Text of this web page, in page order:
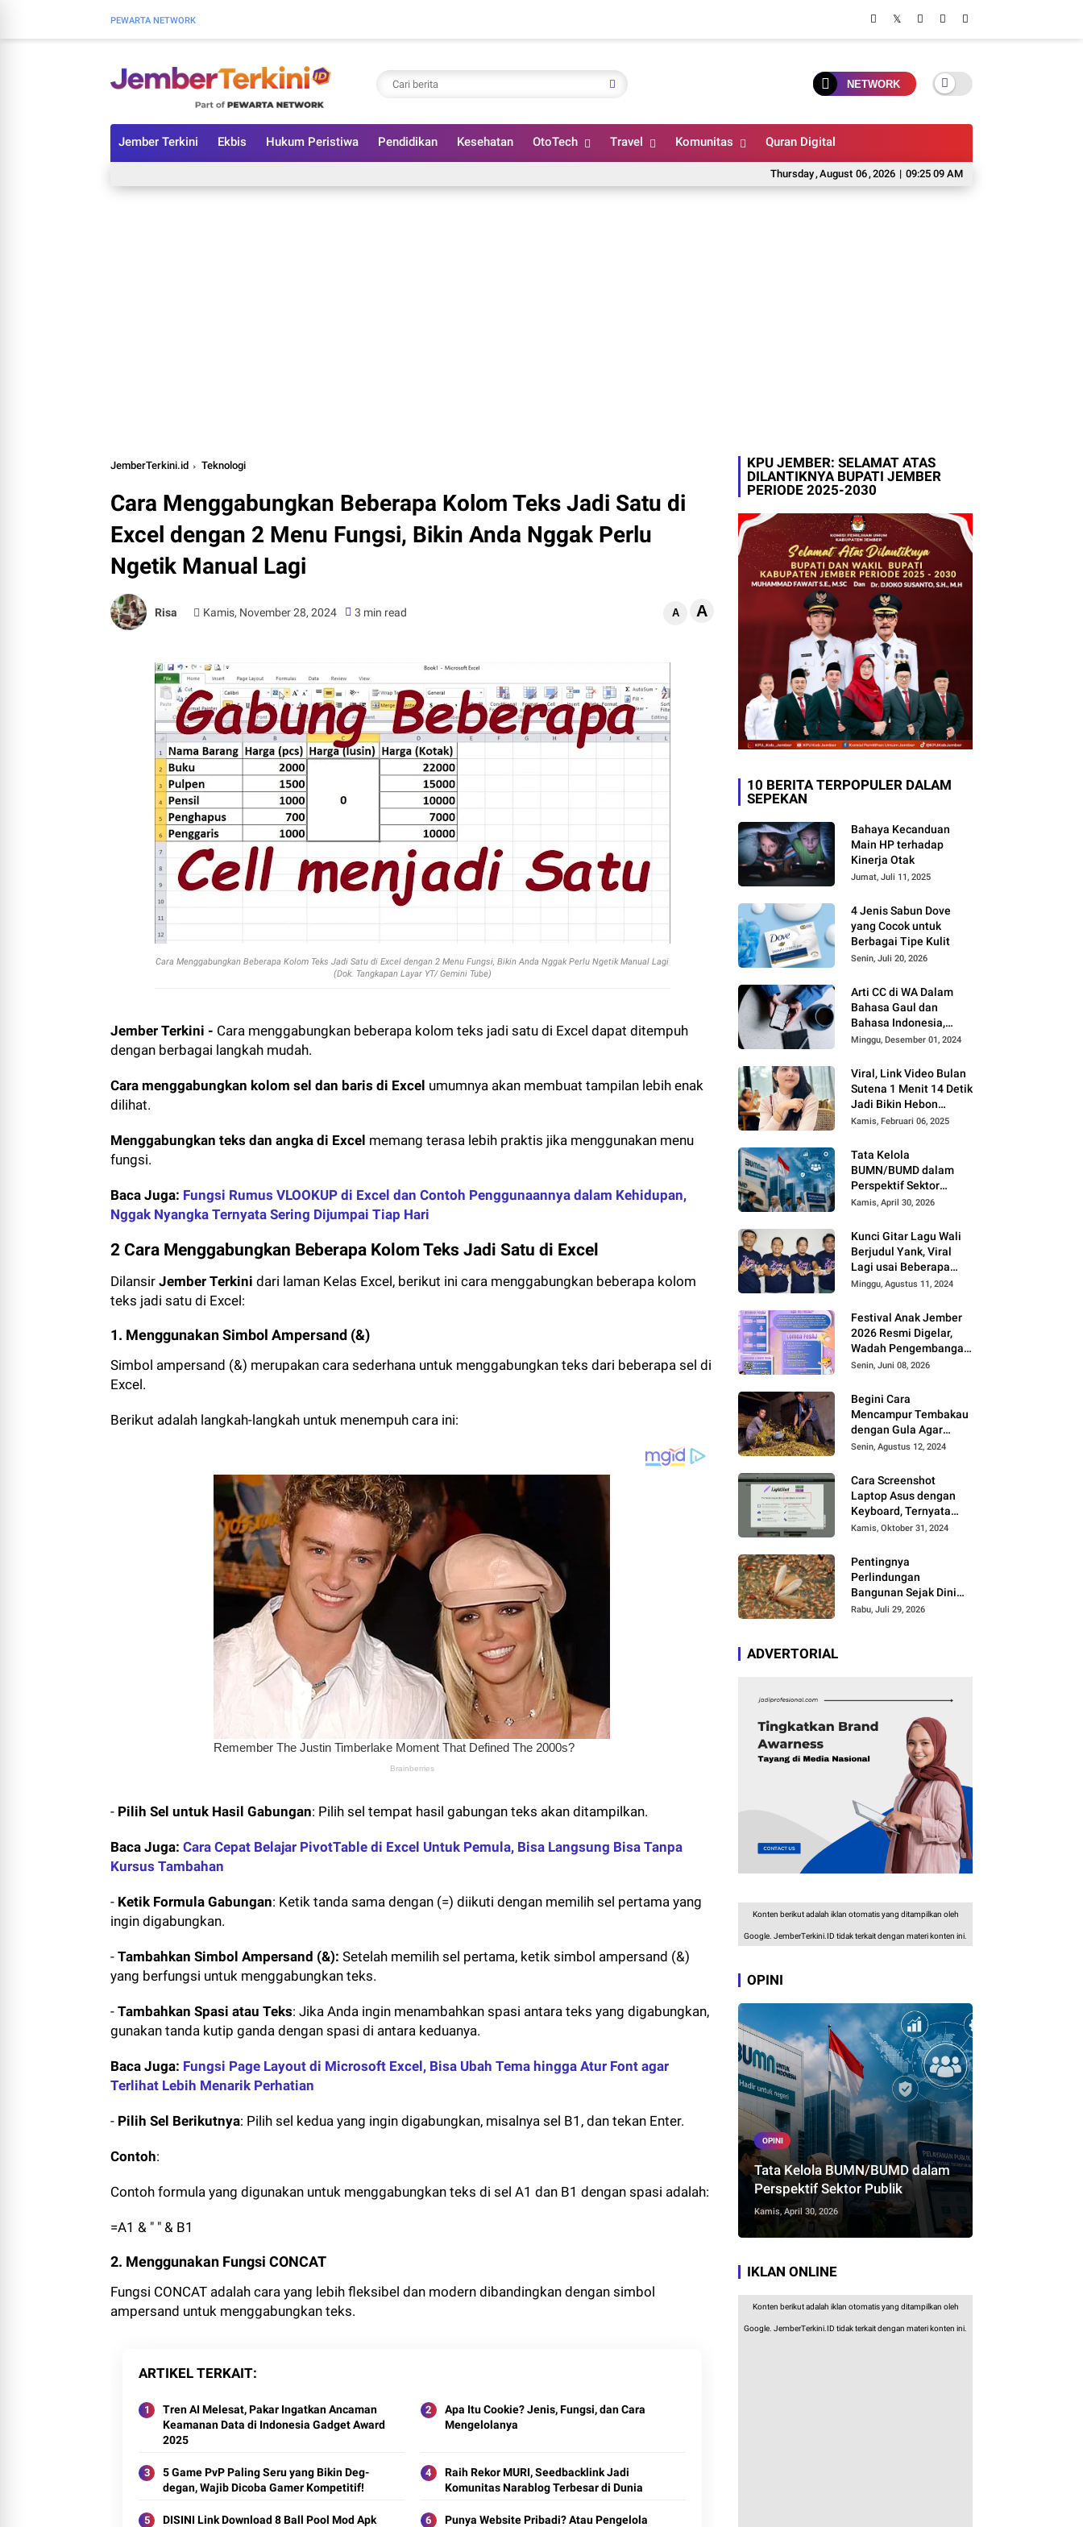
PEWARTA NETWORK
NETWORK
Jember Terkini Ekbis Hukum Peristiwa Pendidikan Kesehatan OtoTech Travel Komunitas Quran Digital
Thursday,August 06,2026 | 09:25 10 AM
JemberTerkini.id Teknologi
Cara Menggabungkan Beberapa Kolom Teks Jadi Satu di
Excel dengan 2 Menu Fungsi, Bikin Anda Nggak Perlu
Ngetik Manual Lagi
Risa Kamis, November 28, 2024 3 min read A A
Cara Menggabungkan Beberapa Kolom Teks Jadi Satu di Excel dengan 2 Menu Fungsi, Bikin Anda Nggak Perlu Ngetik Manual Lagi
(Dok. Tangkapan Layar YT/ Gemini Tube)
Jember Terkini - Cara menggabungkan beberapa kolom teks jadi satu di Excel dapat ditempuh
dengan berbagai langkah mudah.
Cara menggabungkan kolom sel dan baris di Excel umumnya akan membuat tampilan lebih enak
dilihat.
Menggabungkan teks dan angka di Excel memang terasa lebih praktis jika menggunakan menu
fungsi.
Baca Juga: Fungsi Rumus VLOOKUP di Excel dan Contoh Penggunaannya dalam Kehidupan,
Nggak Nyangka Ternyata Sering Dijumpai Tiap Hari
2 Cara Menggabungkan Beberapa Kolom Teks Jadi Satu di Excel
Dilansir Jember Terkini dari laman Kelas Excel, berikut ini cara menggabungkan beberapa kolom
teks jadi satu di Excel:
1. Menggunakan Simbol Ampersand (&)
Simbol ampersand (&) merupakan cara sederhana untuk menggabungkan teks dari beberapa sel di
Excel.
Berikut adalah langkah-langkah untuk menempuh cara ini:
- Pilih Sel untuk Hasil Gabungan: Pilih sel tempat hasil gabungan teks akan ditampilkan.
Baca Juga: Cara Cepat Belajar PivotTable di Excel Untuk Pemula, Bisa Langsung Bisa Tanpa
Kursus Tambahan
- Ketik Formula Gabungan: Ketik tanda sama dengan (=) diikuti dengan memilih sel pertama yang
ingin digabungkan.
- Tambahkan Simbol Ampersand (&): Setelah memilih sel pertama, ketik simbol ampersand (&)
yang berfungsi untuk menggabungkan teks.
- Tambahkan Spasi atau Teks: Jika Anda ingin menambahkan spasi antara teks yang digabungkan,
gunakan tanda kutip ganda dengan spasi di antara keduanya.
Baca Juga: Fungsi Page Layout di Microsoft Excel, Bisa Ubah Tema hingga Atur Font agar
Terlihat Lebih Menarik Perhatian
- Pilih Sel Berikutnya: Pilih sel kedua yang ingin digabungkan, misalnya sel B1, dan tekan Enter.
Contoh:
Contoh formula yang digunakan untuk menggabungkan teks di sel A1 dan B1 dengan spasi adalah:
=A1 & " " & B1
2. Menggunakan Fungsi CONCAT
Fungsi CONCAT adalah cara yang lebih fleksibel dan modern dibandingkan dengan simbol
ampersand untuk menggabungkan teks.
ARTIKEL TERKAIT
Tren AI Melesat, Pakar Ingatkan Ancaman
Keamanan Data di Indonesia Gadget Award
2025
Apa Itu Cookie? Jenis, Fungsi, dan Cara
Mengelolanya
5 Game PvP Paling Seru yang Bikin Deg-
degan, Wajib Dicoba Gamer Kompetitif!
Raih Rekor MURI, Seedbacklink Jadi
Komunitas Narablog Terbesar di Dunia
DISINI Link Download 8 Ball Pool Mod Apk
Punya Website Pribadi? Atau Pengelola
KPU JEMBER: SELAMAT ATAS
DILANTIKNYA BUPATI JEMBER
PERIODE 2025-2030
10 BERITA TERPOPULER DALAM
SEPEKAN
Bahaya Kecanduan
Main HP terhadap
Kinerja Otak
Jumat, Juli 11, 2025
4 Jenis Sabun Dove
yang Cocok untuk
Berbagai Tipe Kulit
Senin, Juli 20, 2026
Arti CC di WA Dalam
Bahasa Gaul dan
Bahasa Indonesia,
Sering Dipakai tapi
Minggu, Desember 01, 2024
Viral, Link Video Bulan
Sutena 1 Menit 14 Detik
Jadi Bikin Hebon
Netizen, Banyak yang
Kamis, Februari 06, 2025
Tata Kelola
BUMN/BUMD dalam
Perspektif Sektor
Publik
Kamis, April 30, 2026
Kunci Gitar Lagu Wali
Berjudul Yank, Viral
Lagi usai Beberapa
Kreator di TikTok dan
Lagu Tersebut
Minggu, Agustus 11, 2024
Festival Anak Jember
2026 Resmi Digelar,
Wadah Pengembangan
Bakat dan Kreativitas
Senin, Juni 08, 2026
Begini Cara
Mencampur Tembakau
dengan Gula Agar
Timbul Aroma dan
Senin, Agustus 12, 2024
Cara Screenshot
Laptop Asus dengan
Keyboard, Ternyata
Cukup Simpel Asal
Tombol Ini
Kamis, Oktober 31, 2024
Pentingnya
Perlindungan
Bangunan Sejak Dini
agar Bebas Kerusakan
Rabu, Juli 29, 2026
ADVERTORIAL
Konten berikut adalah iklan otomatis yang ditampilkan oleh
Google. JemberTerkini.ID tidak terkait dengan materi konten ini.
OPINI
OPINI
Tata Kelola BUMN/BUMD dalam
Perspektif Sektor Publik
Kamis, April 30, 2026
IKLAN ONLINE
Konten berikut adalah iklan otomatis yang ditampilkan oleh
Google. JemberTerkini.ID tidak terkait dengan materi konten ini.